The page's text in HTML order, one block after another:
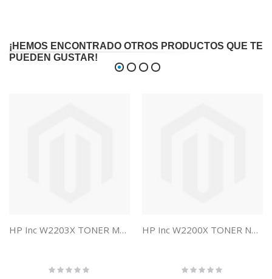
¡HEMOS ENCONTRADO OTROS PRODUCTOS QUE TE
PUEDEN GUSTAR!
HP Inc W2203X TONER MAGENTA HP 220X
Rating:
HP Inc W2200X TONER NEGRO HP 220X
Rating: